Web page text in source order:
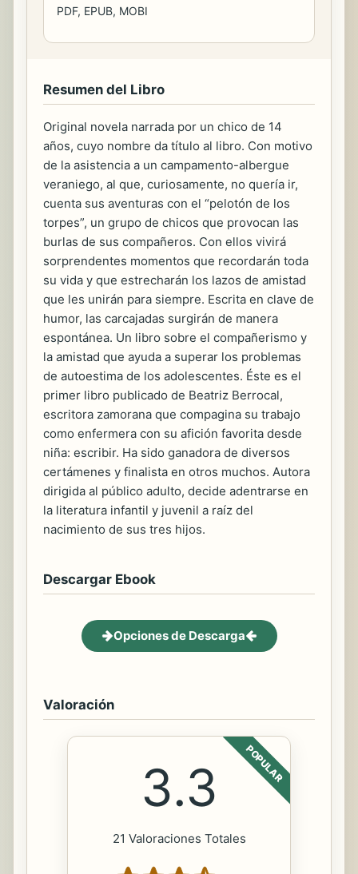
PDF, EPUB, MOBI
Resumen del Libro
Original novela narrada por un chico de 14
años, cuyo nombre da título al libro. Con motivo
de la asistencia a un campamento-albergue
veraniego, al que, curiosamente, no quería ir,
cuenta sus aventuras con el “pelotón de los
torpes”, un grupo de chicos que provocan las
burlas de sus compañeros. Con ellos vivirá
sorprendentes momentos que recordarán toda
su vida y que estrecharán los lazos de amistad
que les unirán para siempre. Escrita en clave de
humor, las carcajadas surgirán de manera
espontánea. Un libro sobre el compañerismo y
la amistad que ayuda a superar los problemas
de autoestima de los adolescentes. Éste es el
primer libro publicado de Beatriz Berrocal,
escritora zamorana que compagina su trabajo
como enfermera con su afición favorita desde
niña: escribir. Ha sido ganadora de diversos
certámenes y finalista en otros muchos. Autora
dirigida al público adulto, decide adentrarse en
la literatura infantil y juvenil a raíz del
nacimiento de sus tres hijos.
Descargar Ebook
Opciones de Descarga
Valoración
POPULAR
3.3
21 Valoraciones Totales